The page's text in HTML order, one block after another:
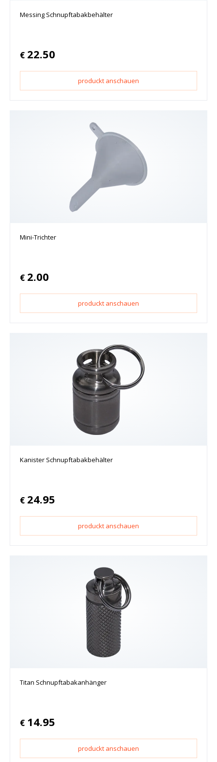
Messing Schnupftabakbehälter
€ 22.50
produckt anschauen
Mini-Trichter
€ 2.00
produckt anschauen
Kanister Schnupftabakbehälter
€ 24.95
produckt anschauen
Titan Schnupftabakanhänger
€ 14.95
produckt anschauen